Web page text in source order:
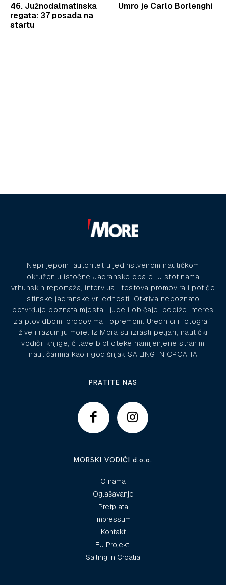
46. Južnodalmatinska
regata: 37 posada na
startu
Umro je Carlo Borlenghi
Neprijeporni autoritet u jedinstvenom nautičkom
okruženju istočne Jadranske obale. U stotinama
vrhunskih reportaža, intervjua i testova promovira i potiče
istinske jadranske vrijednosti. Otkriva nepoznato,
potvrđuje poznata mjesta, ljude i običaje, podiže interes
za plovidbom, brodovima i opremom. Urednici i fotografi
žive i razumiju more. Iz Mora su izrasli peljari, nautički
vodiči, knjige, čitave biblioteke namijenjene stranim
nautičarima kao i godišnjak SAILING IN CROATIA
PRATITE NAS
MORSKI VODIČI d.o.o.
O nama
Oglašavanje
Pretplata
Impressum
Kontakt
EU Projekti
Sailing in Croatia